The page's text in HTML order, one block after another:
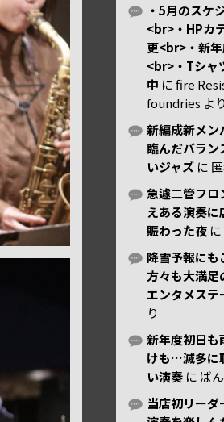
・5月のスケ
<br>・HPカ
更<br>・新
<br>・Tシャ
中 にfire
foundries より
新編成新メン
臨んだバラン
いジャズ に
急遽二管フロ
えある演奏に
賑わった夜 に
降雪予報にも
方々も大満足
エンタメステ
り
新年度初日も
けも…滅多に
い演奏 に ば
当店初リー